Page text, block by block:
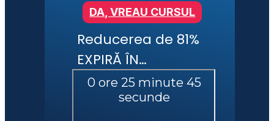
DA, VREAU CURSUL
Reducerea de 81%
EXPIRĂ ÎN…